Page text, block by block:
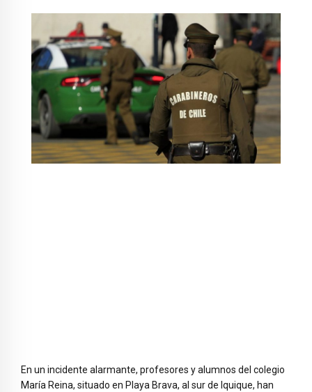
En un incidente alarmante, profesores y alumnos del colegio
María Reina, situado en Playa Brava, al sur de Iquique, han